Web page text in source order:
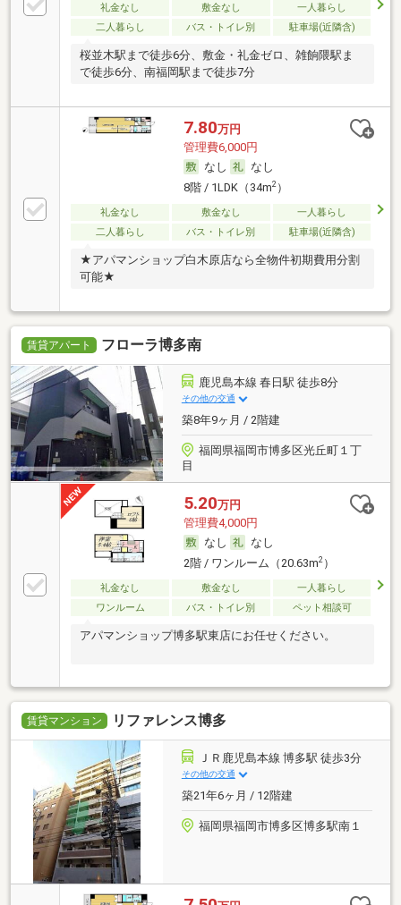
礼金なし 敷金なし
一人暮らし
二人暮らし
バス・トイレ別 駐車場(近隣含)
桜並木駅まで徒歩6分、敷金・礼金ゼロ、雑餉隈駅ま
で徒歩6分、南福岡駅まで徒歩7分
7.80万円
管理費6,000円
なし
なし
8階 / 1LDK（34m2）
礼金なし 敷金なし
一人暮らし
二人暮らし
バス・トイレ別 駐車場(近隣含)
★アパマンショップ白木原店なら全物件初期費用分割
可能★
賃貸アパート フローラ博多南
鹿児島本線 春日駅 徒歩8分
その他の交通
築8年9ヶ月 / 2階建
福岡県福岡市博多区光丘町１丁
目
5.20万円
管理費4,000円
なし
なし
2階 / ワンルーム（20.63m2）
礼金なし 敷金なし
一人暮らし
ワンルーム
バス・トイレ別 ペット相談可
アパマンショップ博多駅東店にお任せください。
賃貸マンション リファレンス博多
ＪＲ鹿児島本線 博多駅 徒歩3分
その他の交通
築21年6ヶ月 / 12階建
福岡県福岡市博多区博多駅南１